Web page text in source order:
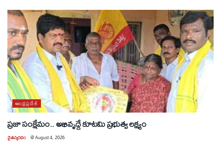
ఆంధ్రప్రదేశ్
ప్రజా సంక్షేమం.. అభివృద్ధే కూటమి ప్రభుత్వ లక్ష్యం
చైతన్యరధం @August 4, 2026